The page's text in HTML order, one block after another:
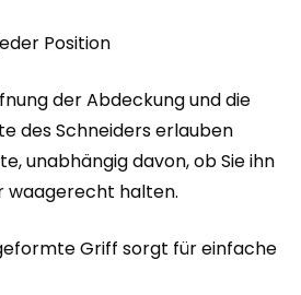
Position
der Abdeckung und die
des Schneiders erlauben
unabhängig davon, ob Sie ihn
waagerecht halten.
Griff sorgt für einfache